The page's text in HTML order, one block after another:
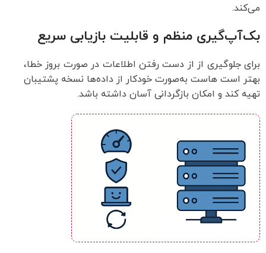
می‌کند.
بک‌آپ‌گیری منظم و قابلیت بازیابی سریع
برای جلوگیری از از دست رفتن اطلاعات در صورت بروز خطا،
بهتر است هاست به‌صورت خودکار از داده‌ها نسخه پشتیبان
تهیه کند و امکان بازگردانی آسان داشته باشد.